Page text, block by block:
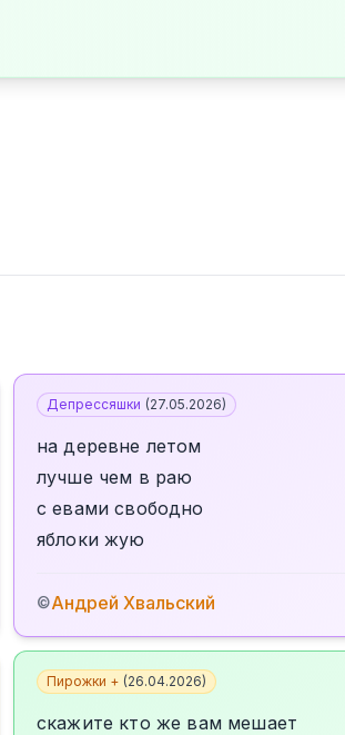
Депрессяшки (27.05.2026)
на деревне летом
лучше чем в раю
с евами свободно
яблоки жую
©Андрей Хвальский
Пирожки + (26.04.2026)
скажите кто же вам мешает